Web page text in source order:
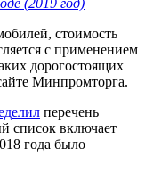
(2019 год)
стоимость
с применением
дорогостоящих
Минпромторга.
перечень
список включает
года было